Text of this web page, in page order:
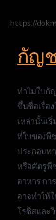
https://
กัญ
ทําไมใบกั
ขึ้นชื่อเรื่อ
เหล่านั้นเ
ที่ใบของพื
ประกอบท
หรือศัตรูพื
อาหาร กา
อาจทําให้
โรซิสและ